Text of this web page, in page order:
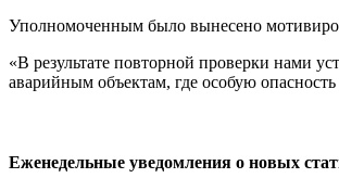
Уполномоченным было вынесено
«В результате повторной проверки нами
аварийным объектам, где особую
Еженедельные уведомления о новых